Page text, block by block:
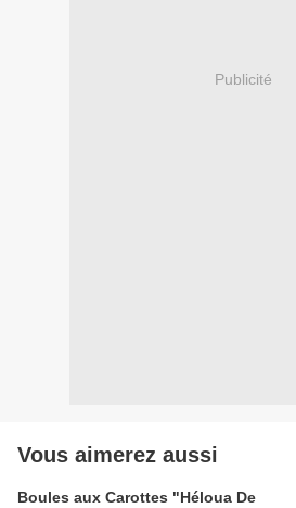
Publicité
Vous aimerez aussi
Boules aux Carottes "Héloua De